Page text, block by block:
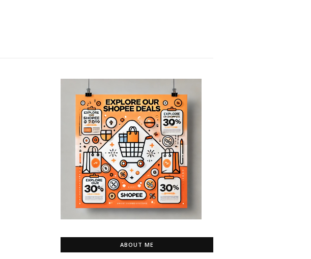
ABOUT ME